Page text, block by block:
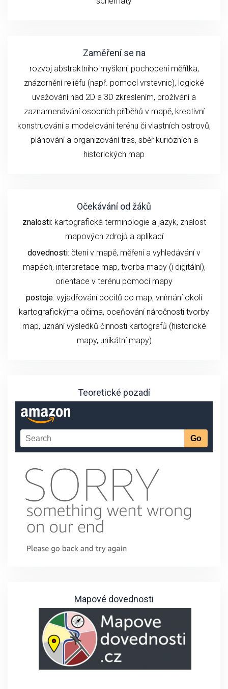
Zaměření se na
rozvoj abstraktního myšlení, pochopení měřítka,
znázornění reliéfu (např. pomocí vrstevnic), logické
uvažování nad 2D a 3D zkreslením, prožívání a
zaznamenávání osobních příběhů v mapě, kreativní
konstruování a modelování terénu či vlastních ostrovů,
plánování a organizování tras, sběr kuriózních a
historických map
Očekávání od žáků
znalosti: kartografická terminologie a jazyk, znalost
mapových zdrojů a aplikací
dovednosti: čtení v mapě, měření a vyhledávání v
mapách, interpretace map, tvorba mapy (i digitální),
orientace v terénu pomocí mapy
postoje: vyjadřování pocitů do map, vnímání okolí
kartografickýma očima, oceňování náročnosti tvorby
map, uznání výsledků činnosti kartografů (historické
mapy, unikátní mapy)
Teoretické pozadí
Mapové dovednosti